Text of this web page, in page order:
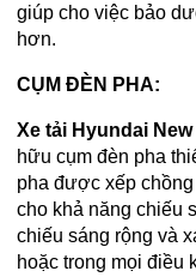
giúp cho việc bảo
hơn.
CỤM ĐÈN PHA:
Xe tải Hyundai
hữu cụm đèn pha
pha được xếp
cho khả năng chiếu
chiếu sáng rộng và
hoặc trong mọi điều